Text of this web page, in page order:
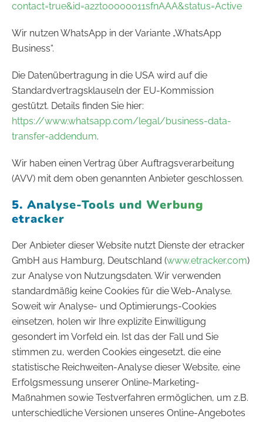
contact=true&id=a2zt00000011sfnAAA&status=Active
Wir nutzen WhatsApp in der Variante „WhatsApp
Business“.
Die Datenübertragung in die USA wird auf die
Standardvertragsklauseln der EU-Kommission
gestützt. Details finden Sie hier:
https://www.whatsapp.com/legal/business-data-
transfer-addendum.
Wir haben einen Vertrag über Auftragsverarbeitung
(AVV) mit dem oben genannten Anbieter geschlossen.
5. Analyse-Tools und Werbung
etracker
Der Anbieter dieser Website nutzt Dienste der etracker
GmbH aus Hamburg, Deutschland (www.etracker.com)
zur Analyse von Nutzungsdaten. Wir verwenden
standardmäßig keine Cookies für die Web-Analyse.
Soweit wir Analyse- und Optimierungs-Cookies
einsetzen, holen wir Ihre explizite Einwilligung
gesondert im Vorfeld ein. Ist das der Fall und Sie
stimmen zu, werden Cookies eingesetzt, die eine
statistische Reichweiten-Analyse dieser Website, eine
Erfolgsmessung unserer Online-Marketing-
Maßnahmen sowie Testverfahren ermöglichen, um z.B.
unterschiedliche Versionen unseres Online-Angebotes